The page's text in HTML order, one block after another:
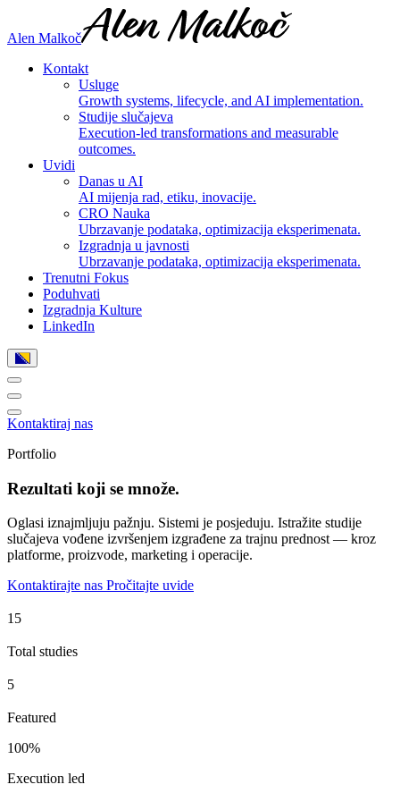
Alen Malkoč
Kontakt
Usluge
Growth systems, lifecycle, and AI implementation.
Studije slučajeva
Execution-led transformations and measurable
outcomes.
Uvidi
Danas u AI
AI mijenja rad, etiku, inovacije.
CRO Nauka
Ubrzavanje podataka, optimizacija eksperimenata.
Izgradnja u javnosti
Ubrzavanje podataka, optimizacija eksperimenata.
Trenutni Fokus
Poduhvati
Izgradnja Kulture
LinkedIn
Kontaktiraj nas
Portfolio
Rezultati koji se množe.
Oglasi iznajmljuju pažnju. Sistemi je posjeduju. Istražite studije
slučajeva vođene izvršenjem izgrađene za trajnu prednost — kroz
platforme, proizvode, marketing i operacije.
Kontaktirajte nas Pročitajte uvide
Total studies
Featured
100%
Execution led